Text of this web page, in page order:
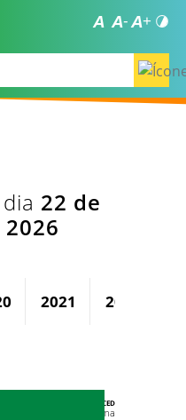
22 de
2021 2022
AGENDA DA CODED/CED
Vagna Lima